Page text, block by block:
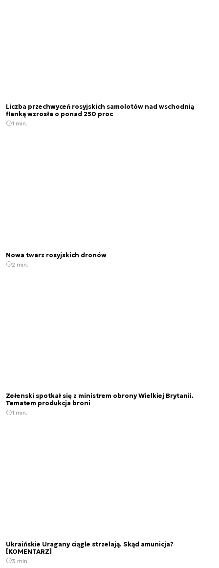
Liczba przechwyceń rosyjskich samolotów nad wschodnią
flanką wzrosła o ponad 250 proc
1 min.
Nowa twarz rosyjskich dronów
2 min.
Zełenski spotkał się z ministrem obrony Wielkiej Brytanii.
Tematem produkcja broni
1 min.
Ukraińskie Uragany ciągle strzelają. Skąd amunicja?
[KOMENTARZ]
3 min.